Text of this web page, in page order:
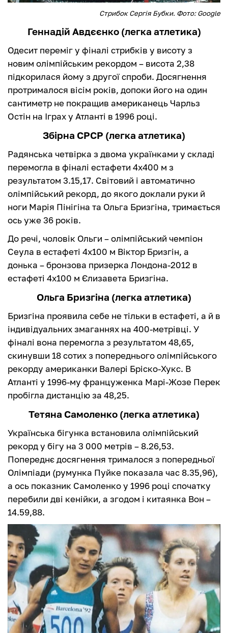
Стрибок Сергія Бубки. Фото: Google
Геннадій Авдєєнко (легка атлетика)
Одесит переміг у фіналі стрибків у висоту з
новим олімпійським рекордом – висота 2,38
підкорилася йому з другої спроби. Досягнення
протрималося вісім років, допоки його на один
сантиметр не покращив американець Чарльз
Остін на Іграх у Атланті в 1996 році.
Збірна СРСР (легка атлетика)
Радянська четвірка з двома українками у складі
перемогла в фіналі естафети 4х400 м з
результатом 3.15,17. Світовий і автоматично
олімпійський рекорд, до якого доклали руки й
ноги Марія Пінігіна та Ольга Бризгіна, тримається
ось уже 36 років.
До речі, чоловік Ольги – олімпійський чемпіон
Сеула в естафеті 4х100 м Віктор Бризгін, а
донька – бронзова призерка Лондона-2012 в
естафеті 4х100 м Єлизавета Бризгіна.
Ольга Бризгіна (легка атлетика)
Бризгіна проявила себе не тільки в естафеті, а й в
індивідуальних змаганнях на 400-метрівці. У
фіналі вона перемогла з результатом 48,65,
скинувши 18 сотих з попереднього олімпійського
рекорду американки Валері Бріско-Хукс. В
Атланті у 1996-му француженка Марі-Жозе Перек
пробігла дистанцію за 48,25.
Тетяна Самоленко (легка атлетика)
Українська бігунка встановила олімпійський
рекорд у бігу на 3 000 метрів – 8.26,53.
Попереднє досягнення трималося з попередньої
Олімпіади (румунка Пуйке показала час 8.35,96),
а ось показник Самоленко у 1996 році спочатку
перебили дві кенійки, а згодом і китаянка Вон –
14.59,88.